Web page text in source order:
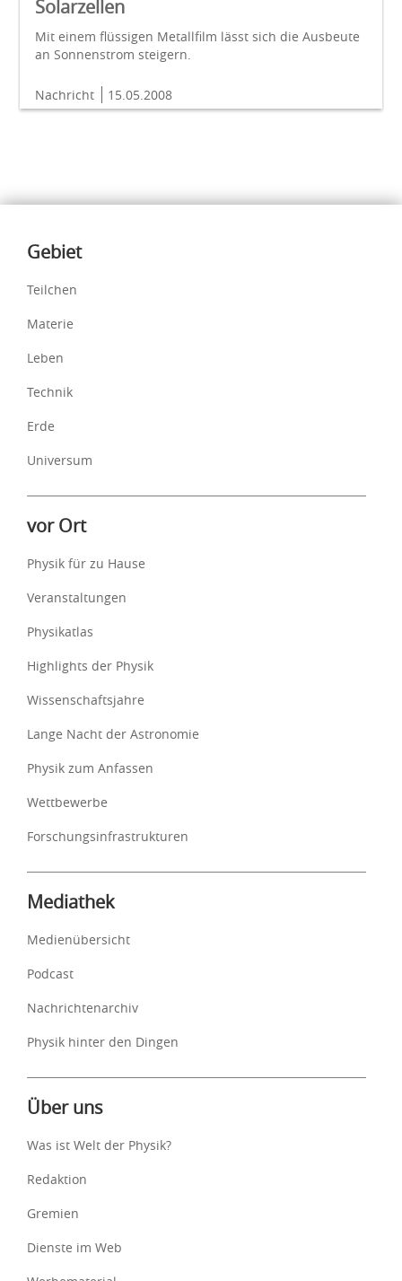
Solarzellen
Mit einem flüssigen Metallfilm lässt sich die Ausbeute
an Sonnenstrom steigern.
Nachricht 15.05.2008
Inhalte
Gebiet
Teilchen
Materie
Leben
Technik
Erde
Universum
vor Ort
Physik für zu Hause
Veranstaltungen
Physikatlas
Highlights der Physik
Wissenschaftsjahre
Lange Nacht der Astronomie
Physik zum Anfassen
Wettbewerbe
Forschungsinfrastrukturen
Mediathek
Medienübersicht
Podcast
Nachrichtenarchiv
Physik hinter den Dingen
Über uns
Was ist Welt der Physik?
Redaktion
Gremien
Dienste im Web